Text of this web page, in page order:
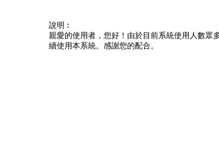
說明︰
親愛的使用者，您好！由於目前系統使用人數眾
續使用本系統。感謝您的配合。